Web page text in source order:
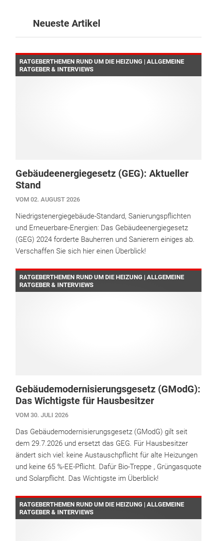
Neueste Artikel
RATGEBERTHEMEN RUND UM DIE HEIZUNG | ALLGEMEINE
RATGEBER & INTERVIEWS
Gebäudeenergiegesetz (GEG): Aktueller
Stand
VOM 02. AUGUST 2026
Niedrigstenergiegebäude-Standard, Sanierungspflichten
und Erneuerbare-Energien: Das Gebäudeenergiegesetz
(GEG) 2024 forderte Bauherren und Sanierern einiges ab.
Verschaffen Sie sich hier einen Überblick!
RATGEBERTHEMEN RUND UM DIE HEIZUNG | ALLGEMEINE
RATGEBER & INTERVIEWS
Gebäudemodernisierungsgesetz (GModG):
Das Wichtigste für Hausbesitzer
VOM 30. JULI 2026
Das Gebäudemodernisierungsgesetz (GModG) gilt seit
dem 29.7.2026 und ersetzt das GEG. Für Hausbesitzer
ändert sich viel: keine Austauschpflicht für alte Heizungen
und keine 65 %-EE-Pflicht. Dafür Bio-Treppe , Grüngasquote
und Solarpflicht. Das Wichtigste im Überblick!
RATGEBERTHEMEN RUND UM DIE HEIZUNG | ALLGEMEINE
RATGEBER & INTERVIEWS